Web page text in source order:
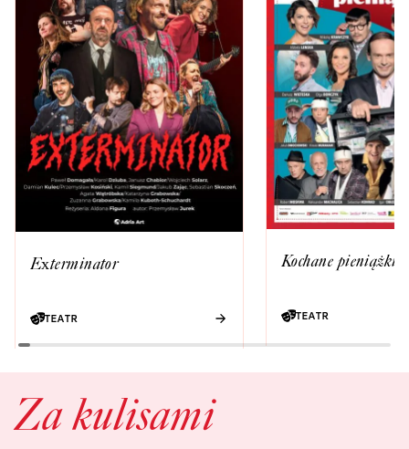
Exterminator
TEATR
Kochane pieniążki
TEATR
Za kulisami